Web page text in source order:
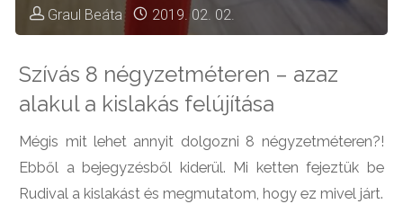
Graul Beáta 2019. 02. 02.
Szívás 8 négyzetméteren – azaz
alakul a kislakás felújítása
Mégis mit lehet annyit dolgozni 8 négyzetméteren?!
Ebből a bejegyzésből kiderül. Mi ketten fejeztük be
Rudival a kislakást és megmutatom, hogy ez mivel járt.